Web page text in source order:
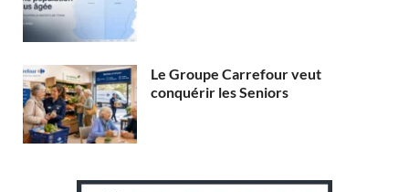
Le Groupe Carrefour veut
conquérir les Seniors